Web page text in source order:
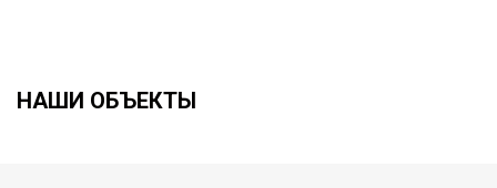
НАШИ ОБЪЕКТЫ